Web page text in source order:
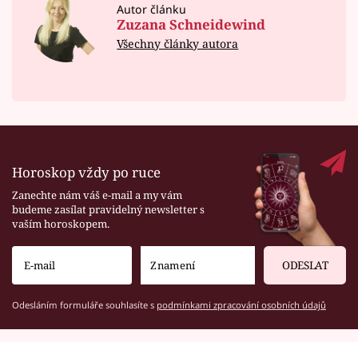
Autor článku
Zuzana Schneidewind
Všechny články autora
Horoskop vždy po ruce
Zanechte nám váš e-mail a my vám
budeme zasílat pravidelný newsletter s
vaším horoskopem.
ODESLAT
Odesláním formuláře souhlasíte s podmínkami zpracování osobních údajů